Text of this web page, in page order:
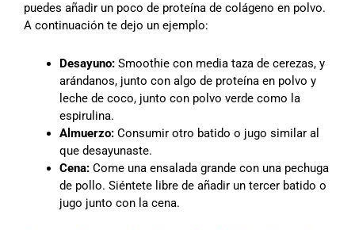
puedes añadir un poco de proteína de colágeno en polvo.
A continuación te dejo un ejemplo:
Desayuno: Smoothie con media taza de cerezas, y
arándanos, junto con algo de proteína en polvo y
leche de coco, junto con polvo verde como la
espirulina.
Almuerzo: Consumir otro batido o jugo similar al
que desayunaste.
Cena: Come una ensalada grande con una pechuga
de pollo. Siéntete libre de añadir un tercer batido o
jugo junto con la cena.